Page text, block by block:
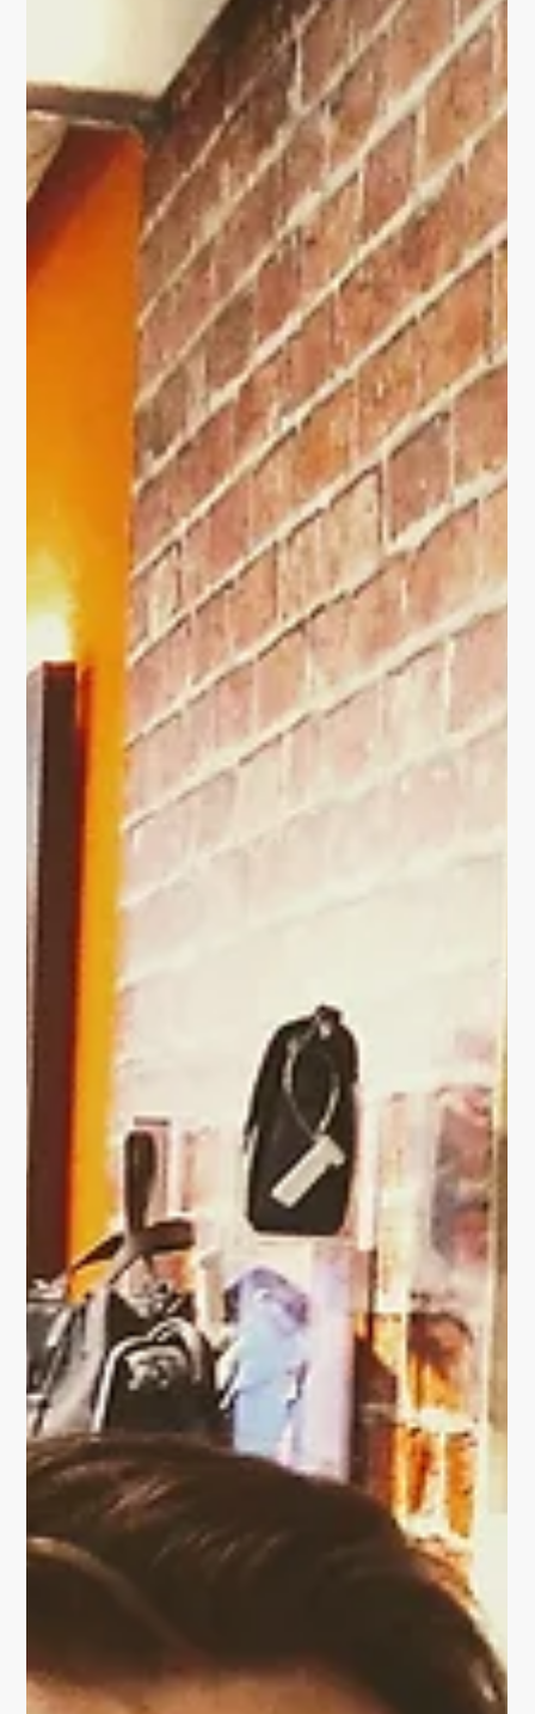
FANTASYFLOOR
WALK ON MUSIC WITH
3D ARTFLOOR
Standardboden? Was ist das? Für das erste Themenhotel
in Thüringen fertigte ich einen #Fantasyfloor, passend zu
dem Thema "Carl...